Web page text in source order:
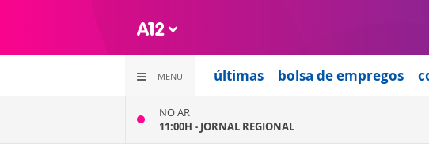
MENU últimas bolsa de empregos
NO AR
11:00H - JORNAL REGIONAL